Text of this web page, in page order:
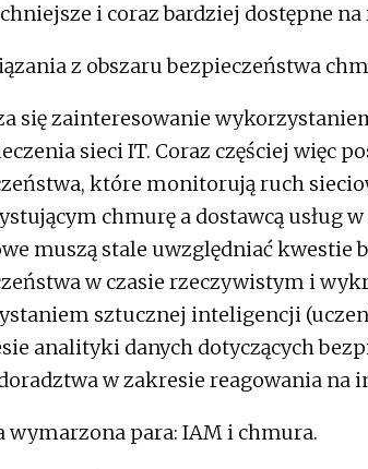
i coraz bardziej dostępne
z obszaru bezpieczeństwa
się zainteresowanie
sieci IT. Coraz częściej więc
które monitorują ruch
chmurę a dostawcą usług
muszą stale uwzględniać kwestie
w czasie rzeczywistym i
sztucznej inteligencji
analityki danych dotyczących
w zakresie reagowania na
wymarzona para: IAM i chmura.